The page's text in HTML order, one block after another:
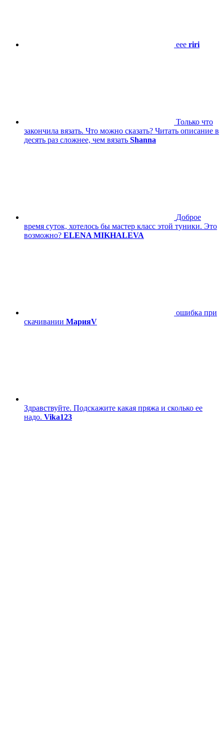
eee riri
Только что
закончила вязать. Что можно сказать? Читать описание в
десять раз сложнее, чем вязать Shanna
Доброе
время суток, хотелось бы мастер класс этой туники. Это
возможно? ELENA MIKHALEVA
ошибка при
скачивании МарияV
Здравствуйте. Подскажите какая пряжа и сколько ее
надо. Vika123